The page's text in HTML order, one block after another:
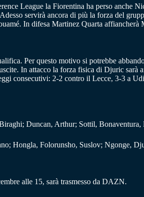
League la Fiorentina ha perso anche
servirà ancora di più la forza del
In difesa Martinez Quarta
Per questo motivo si potrebbe
In attacco la forza fisica di Djuric
consecutivi: 2-2 contro il Lecce, 3-3 a
Duncan, Arthur; Sottil,
Hongla, Folorunsho, Suslov; Ngonge,
alle 15, sarà trasmesso da DAZN.